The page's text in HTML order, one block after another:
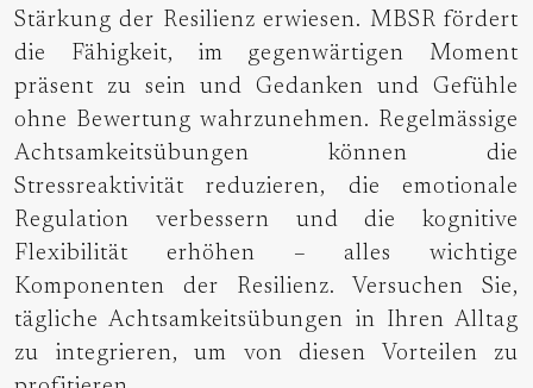
Stärkung der Resilienz erwiesen. MBSR fördert
die Fähigkeit, im gegenwärtigen Moment
präsent zu sein und Gedanken und Gefühle
ohne Bewertung wahrzunehmen. Regelmässige
Achtsamkeitsübungen können die
Stressreaktivität reduzieren, die emotionale
Regulation verbessern und die kognitive
Flexibilität erhöhen – alles wichtige
Komponenten der Resilienz. Versuchen Sie,
tägliche Achtsamkeitsübungen in Ihren Alltag
zu integrieren, um von diesen Vorteilen zu